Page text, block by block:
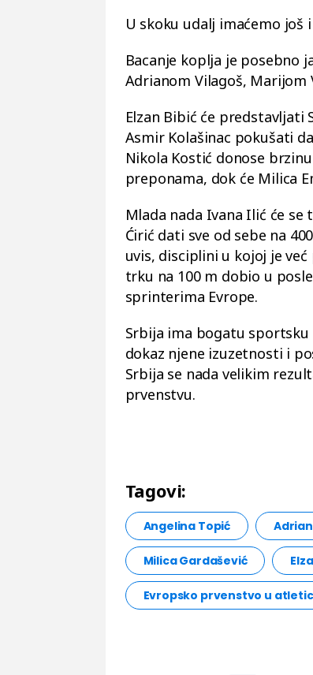
U skoku udalj imaćemo još
Bacanje koplja je posebno
Adrianom Vilagoš, Marijom
Elzan Bibić će predstavljati
Asmir Kolašinac pokušati
Nikola Kostić donose
preponama, dok će Milica
Mlada nada Ivana Ilić će
Ćirić dati sve od sebe na
uvis, disciplini u kojoj je
trku na 100 m dobio u
sprinterima Evrope.
Srbija ima bogatu
dokaz njene izuzetnosti i
Srbija se nada velikim
prvenstvu.
Tagovi:
Angelina Topić
Milica Gardašević
Evropsko prvenstvo u